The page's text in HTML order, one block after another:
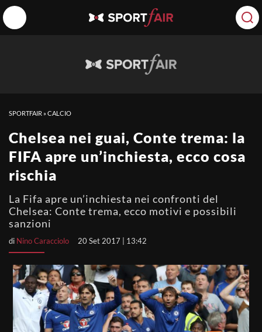
SPORTFAIR »CALCIO
Chelsea nei guai, Conte trema: la
FIFA apre un’inchiesta, ecco cosa
rischia
La Fifa apre un’inchiesta nei confronti del
Chelsea: Conte trema, ecco motivi e possibili
sanzioni
di Nino Caracciolo 20 Set 2017 | 13:42